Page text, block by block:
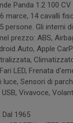
Panda 1.2 100
marce, 14 cavalli
persone. Gli interni
prezzo: ABS,
Auto, Apple
LED, Frenata
luce, Sensori di
Vivavoce,
Dal 1965